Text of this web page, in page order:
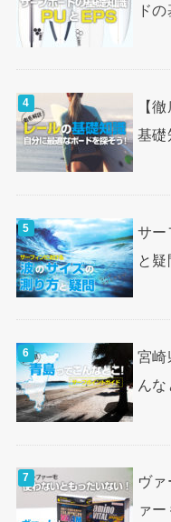
ド
【
基礎
サー
と疑
宮崎
ん
ヴ
ァ